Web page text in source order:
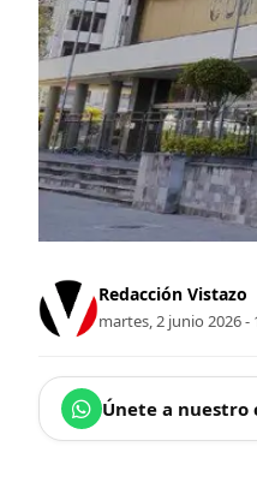
Redacción Vistazo
martes, 2 junio 2026 -
Únete a nuestro